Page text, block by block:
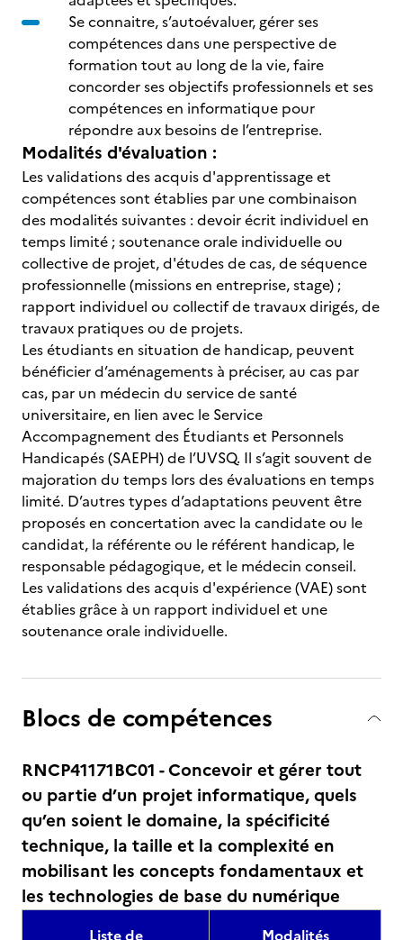
Se connaitre, s’autoévaluer, gérer ses
compétences dans une perspective de
formation tout au long de la vie, faire
concorder ses objectifs professionnels et ses
compétences en informatique pour
répondre aux besoins de l’entreprise.
Modalités d'évaluation :
Les validations des acquis d'apprentissage et
compétences sont établies par une combinaison
des modalités suivantes : devoir écrit individuel en
temps limité ; soutenance orale individuelle ou
collective de projet, d'études de cas, de séquence
professionnelle (missions en entreprise, stage) ;
rapport individuel ou collectif de travaux dirigés, de
travaux pratiques ou de projets.
Les étudiants en situation de handicap, peuvent
bénéficier d’aménagements à préciser, au cas par
cas, par un médecin du service de santé
universitaire, en lien avec le Service
Accompagnement des Étudiants et Personnels
Handicapés (SAEPH) de l’UVSQ. Il s’agit souvent de
majoration du temps lors des évaluations en temps
limité. D’autres types d’adaptations peuvent être
proposés en concertation avec la candidate ou le
candidat, la référente ou le référent handicap, le
responsable pédagogique, et le médecin conseil.
Les validations des acquis d'expérience (VAE) sont
établies grâce à un rapport individuel et une
soutenance orale individuelle.
Blocs de compétences
RNCP41171BC01 - Concevoir et gérer tout
ou partie d’un projet informatique, quels
qu’en soient le domaine, la spécificité
technique, la taille et la complexité en
mobilisant les concepts fondamentaux et
les technologies de base du numérique
Liste de Modalités